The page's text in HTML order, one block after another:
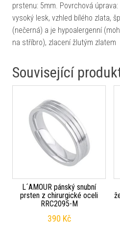
prstenu: 5mm. Povrchová
vysoký lesk, vzhled bílého zlata,
(nečerná) a je hypoalergenní
na stříbro), zlacení žlutým zlatem
Související
L´AMOUR pánský snubní
prsten z chirurgické oceli
RRC2095-M
390 Kč